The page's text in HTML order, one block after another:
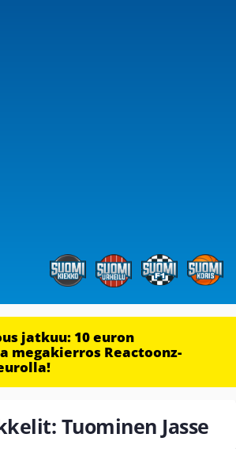
jatkuu: 10 euron
megakierros Reactoonz-
Tuominen Jasse